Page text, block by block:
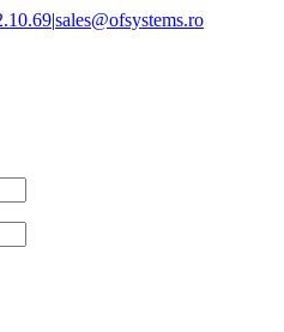
|sales@ofsystems.ro